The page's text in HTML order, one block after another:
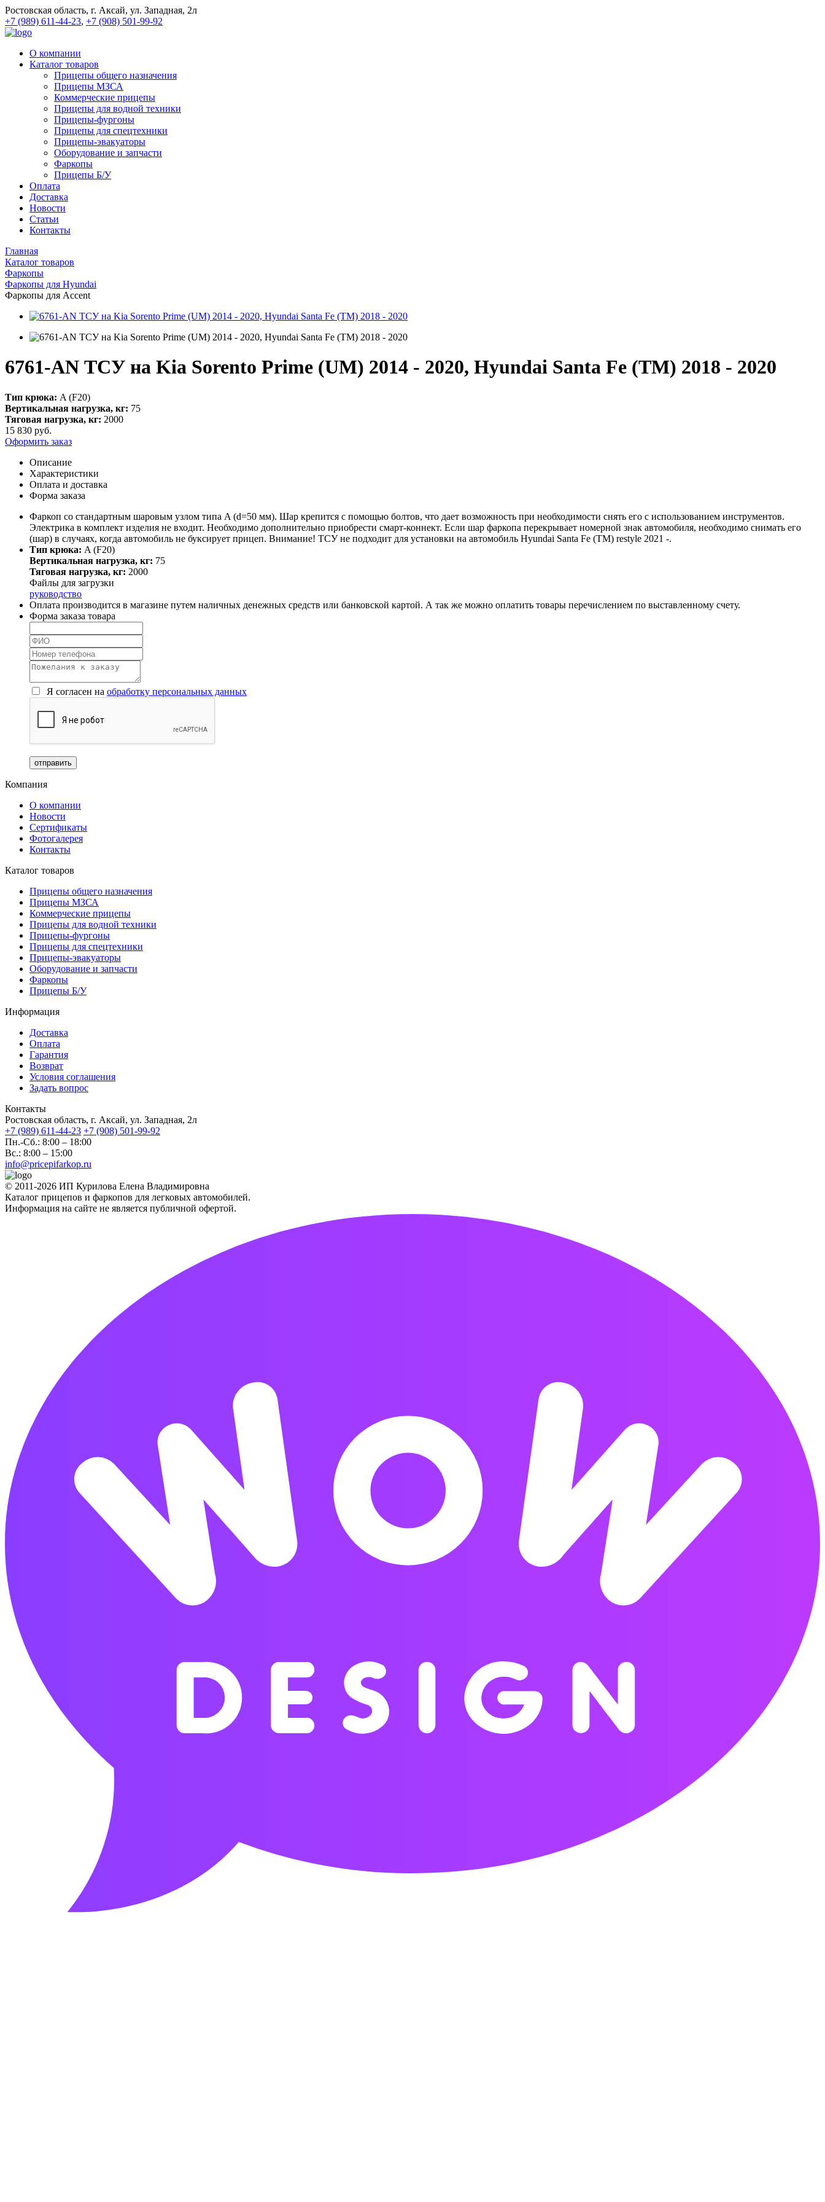
Ростовская область, г. Аксай, ул. Западная, 2л
+7 (989) 611-44-23, +7 (908) 501-99-92
О компании
Каталог товаров
Прицепы общего назначения
Прицепы МЗСА
Коммерческие прицепы
Прицепы для водной техники
Прицепы-фургоны
Прицепы для спецтехники
Прицепы-эвакуаторы
Оборудование и запчасти
Фаркопы
Прицепы Б/У
Оплата
Доставка
Новости
Статьи
Контакты
Главная
Каталог товаров
Фаркопы
Фаркопы для Hyundai
Фаркопы для Accent
6761-AN ТСУ на Kia Sorento Prime (UM) 2014 - 2020, Hyundai Santa Fe (ТМ) 2018 - 2020
Тип крюка: A (F20)
Вертикальная нагрузка, кг: 75
Тяговая нагрузка, кг: 2000
15 830 руб.
Оформить заказ
Описание
Характеристики
Оплата и доставка
Форма заказа
Фаркоп со стандартным шаровым узлом типа A (d=50 мм). Шар крепится с помощью болтов, что дает возможность при необходимости снять его с использованием инструментов.
Электрика в комплект изделия не входит. Необходимо дополнительно приобрести смарт-коннект. Если шар фаркопа перекрывает номерной знак автомобиля, необходимо снимать его
(шар) в случаях, когда автомобиль не буксирует прицеп. Внимание! ТСУ не подходит для установки на автомобиль Hyundai Santa Fe (ТМ) restyle 2021 -.
Тип крюка: A (F20)
Вертикальная нагрузка, кг: 75
Тяговая нагрузка, кг: 2000
Файлы для загрузки
руководство
Оплата производится в магазине путем наличных денежных средств или банковской картой. А так же можно оплатить товары перечислением по выставленному счету.
Форма заказа товара
Я согласен на обработку персональных данных
Компания
О компании
Новости
Сертификаты
Фотогалерея
Контакты
Каталог товаров
Прицепы общего назначения
Прицепы МЗСА
Коммерческие прицепы
Прицепы для водной техники
Прицепы-фургоны
Прицепы для спецтехники
Прицепы-эвакуаторы
Оборудование и запчасти
Фаркопы
Прицепы Б/У
Информация
Доставка
Оплата
Гарантия
Возврат
Условия соглашения
Задать вопрос
Контакты
Ростовская область, г. Аксай, ул. Западная, 2л
+7 (989) 611-44-23 +7 (908) 501-99-92
Пн.-Сб.: 8:00 – 18:00
Вс.: 8:00 – 15:00
info@pricepifarkop.ru
© 2011-2026 ИП Курилова Елена Владимировна
Каталог прицепов и фаркопов для легковых автомобилей.
Информация на сайте не является публичной офертой.